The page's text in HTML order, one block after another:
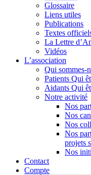
Glossaire
Liens utiles
Publications
Textes
La Lettre
Vidéos
L’association
Qui sommes-
Patients Qui
Aidants Qui
Notre activité
Nos
Nos
Nos
Nos
projets
Nos
Contact
Compte